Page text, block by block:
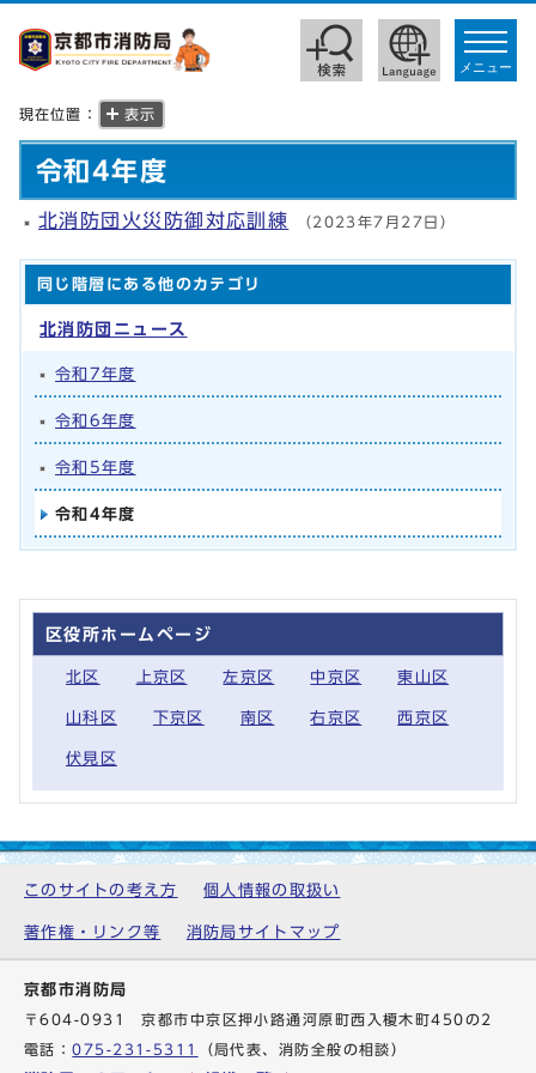
toggle
メニュー
現在位置： 表示
令和4年度
北消防団火災防御対応訓練 （2023年7月27日）
同じ階層にある他のカテゴリ
北消防団ニュース
令和7年度
令和6年度
令和5年度
令和4年度
区役所ホームページ
北区 上京区 左京区 中京区 東山区
山科区 下京区 南区 右京区 西京区
伏見区
このサイトの考え方 個人情報の取扱い
著作権・リンク等 消防局サイトマップ
京都市消防局
〒604-0931 京都市中京区押小路通河原町西入榎木町450の2
電話：075-231-5311 （局代表、消防全般の相談）